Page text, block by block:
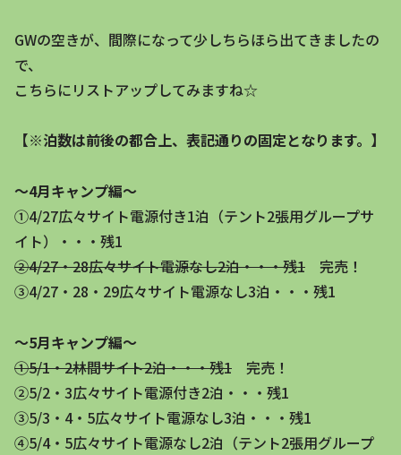
GWの空きが、間際になって少しちらほら出てきましたの
で、
こちらにリストアップしてみますね☆
【※泊数は前後の都合上、表記通りの固定となります。】
～4月キャンプ編～
①4/27広々サイト電源付き1泊（テント2張用グループサ
イト）・・・残1
②4/27・28広々サイト電源なし2泊・・・残1 完売！
③4/27・28・29広々サイト電源なし3泊・・・残1
～5月キャンプ編～
①5/1・2林間サイト2泊・・・残1 完売！
②5/2・3広々サイト電源付き2泊・・・残1
③5/3・4・5広々サイト電源なし3泊・・・残1
④5/4・5広々サイト電源なし2泊（テント2張用グループ